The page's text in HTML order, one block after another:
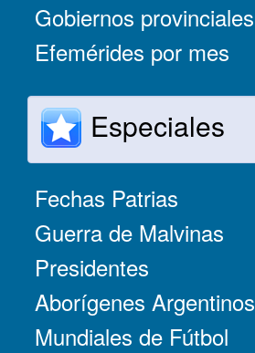
Gobiernos provinciales
Efemérides por mes
Especiales
Fechas Patrias
Guerra de Malvinas
Presidentes
Aborígenes Argentinos
Mundiales de Fútbol